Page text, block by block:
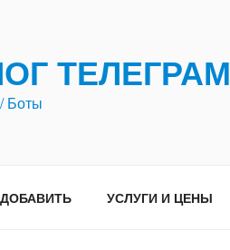
ТЕЛЕГРАМ
Боты
ДОБАВИТЬ УСЛУГИ И ЦЕНЫ